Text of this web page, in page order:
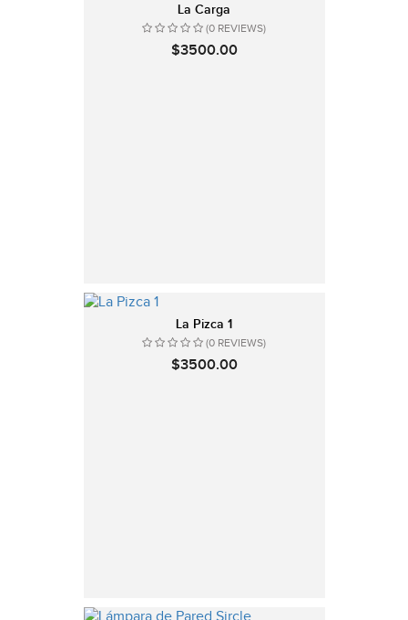
La Carga
(0 REVIEWS)
$3500.00
La Pizca 1
(0 REVIEWS)
$3500.00